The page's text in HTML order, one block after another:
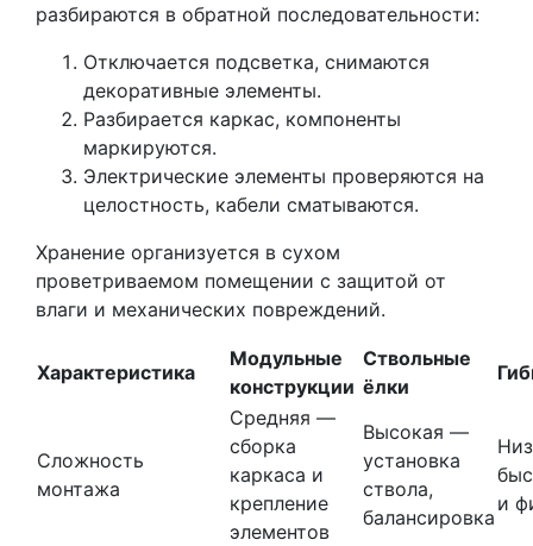
разбираются в обратной последовательности:
Отключается подсветка, снимаются
декоративные элементы.
Разбирается каркас, компоненты
маркируются.
Электрические элементы проверяются на
целостность, кабели сматываются.
Хранение организуется в сухом
проветриваемом помещении с защитой от
влаги и механических повреждений.
Характеристика
Модульные
конструкции
Ствольные
ёлки
Сложность
монтажа
Средняя —
сборка
каркаса и
крепление
элементов
Высокая —
установка
ствола,
балансировка
и